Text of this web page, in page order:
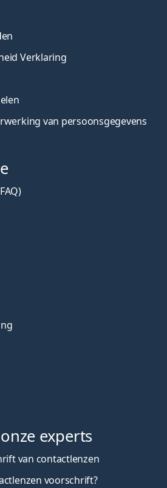
Verklaring
van persoonsgegevens
experts
van contactlenzen
voorschrift?